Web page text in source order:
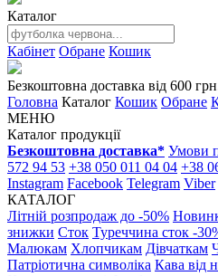
Каталог
Кабінет Обране Кошик
Безкоштовна доставка від 600
Головна Каталог Кошик Обране
МЕНЮ
Каталог продукції
Безкоштовна доставка* Умови
572 94 53 +38 050 011 04 04 +38
Instagram Facebook Telegram Viber
КАТАЛОГ
Літній розпродаж до -50%
знижки Сток Туреччина сток -
Малюкам Хлопчикам Дівчаткам
Патріотична символіка Кава від